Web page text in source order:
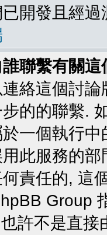
開發且經
聯繫有關
絡這個討
的的聯繫.
一個執行
此服務的
責任的, 這
Group
許不是直